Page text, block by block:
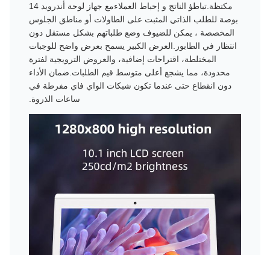
مكتظة.تباطؤ الناتج و إحباط العملاءمع جهاز لوحة أندرويد 14
بوصة للطلب الذاتي المثبت على الطاولات أو مناطق الجلوس
المخصصة ، يمكن للضيوف وضع طلباتهم بشكل مستقل دون
انتظار في الطابور.العرض الكبير يسمح بعرض واضح للوجبات
المختلطة، اقتراحات إضافية، والعروض الترويجية لفترة
محدودة، مما يشجع أعلى متوسط قيم الطلبات.ضمان الأداء
دون انقطاع حتى عندما تكون شبكات الواي فاي مفرطة في
ساعات الذروة.